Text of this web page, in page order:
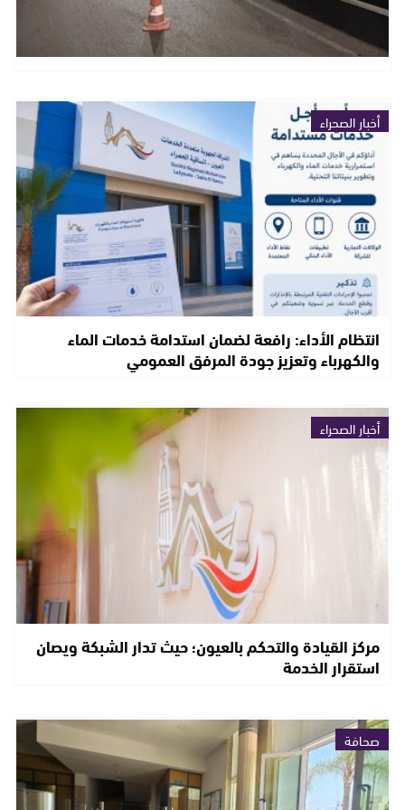
أخبار الصحراء
انتظام الأداء: رافعة لضمان استدامة خدمات الماء
والكهرباء وتعزيز جودة المرفق العمومي
أخبار الصحراء
مركز القيادة والتحكم بالعيون؛ حيث تدار الشبكة ويصان
استقرار الخدمة
صحافة